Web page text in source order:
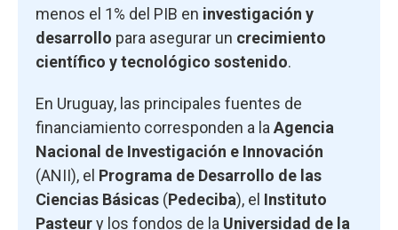
menos el 1% del PIB en investigación y
desarrollo para asegurar un crecimiento
científico y tecnológico sostenido.
En Uruguay, las principales fuentes de
financiamiento corresponden a la Agencia
Nacional de Investigación e Innovación
(ANII), el Programa de Desarrollo de las
Ciencias Básicas (Pedeciba), el Instituto
Pasteury los fondos de la Universidad de la